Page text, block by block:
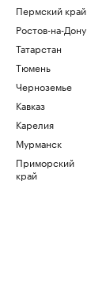
Пермский край
Ростов-на-Дону
Татарстан
Тюмень
Черноземье
Кавказ
Карелия
Мурманск
Приморский
край